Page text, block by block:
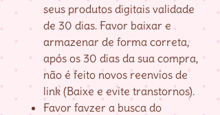
seus produtos digitais validade
de 30 dias. Favor baixar e
armazenar de forma correta,
após os 30 dias da sua compra,
não é feito novos reenvios de
link (Baixe e evite transtornos).
Favor favzer a busca do